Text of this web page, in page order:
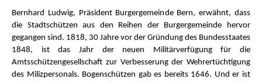
Bernhard Ludwig, Präsident Burgergemeinde Bern, erwähnt, dass
die Stadtschützen aus den Reihen der Burgergemeinde hervor
gegangen sind. 1818, 30 Jahre vor der Gründung des Bundesstaates
1848, ist das Jahr der neuen Militärverfügung für die
Amtsschützengesellschaft zur Verbesserung der Wehrertüchtigung
des Milizpersonals. Bogenschützen gab es bereits 1646. Und er ist